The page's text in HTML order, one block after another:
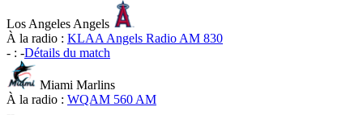
Los Angeles Angels
À la radio : KLAA Angels Radio AM 830
- : -Détails du match
Miami Marlins
À la radio : WQAM 560 AM